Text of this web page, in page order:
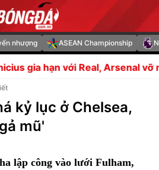
nhượng ASEAN Championship
Arsenal vỡ mộng bom tấn
kỷ lục ở Chelsea,
mũ'
lập công vào lưới Fulham,